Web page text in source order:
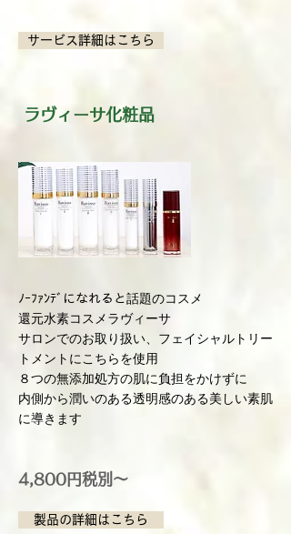
サービス詳細はこちら
ラヴィーサ化粧品
ﾉｰﾌｧﾝﾃﾞになれると話題のコスメ
還元水素コスメラヴィーサ
サロンでのお取り扱い、フェイシャルトリー
トメントにこちらを使用
８つの無添加処方の肌に負担をかけずに
内側から潤いのある透明感のある美しい素肌
に導きます
4,800円税別～
製品の詳細はこちら